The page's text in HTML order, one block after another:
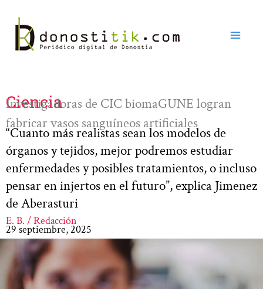
contenido
Ciencia
Investigadoras de CIC biomaGUNE logran
fabricar vasos sanguíneos artificiales
“Cuanto más realistas sean los modelos de
órganos y tejidos, mejor podremos estudiar
enfermedades y posibles tratamientos, o incluso
pensar en injertos en el futuro”, explica Jimenez
de Aberasturi
E. B. / Redacción
29 septiembre, 2025